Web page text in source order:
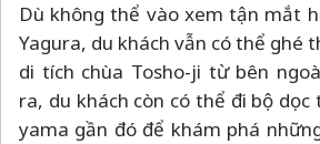
Dù không thể vào xem tận mắt
Yagura, du khách vẫn có thể ghé
di tích chùa Tosho-ji từ bên
ra, du khách còn có thể đi bộ dọc
yama gần đó để khám phá